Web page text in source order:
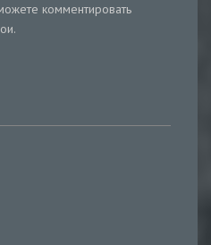
комментировать